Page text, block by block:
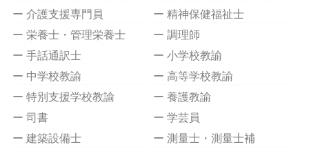
ー 介護支援専門員
ー 精神保健福祉士
ー 栄養士・管理栄養士
ー 調理師
ー 手話通訳士
ー 小学校教諭
ー 中学校教諭
ー 高等学校教諭
ー 特別支援学校教諭
ー 養護教諭
ー 司書
ー 学芸員
ー 建築設備士
ー 測量士・測量士補